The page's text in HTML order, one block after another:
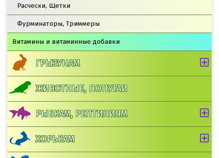
Расчески, Щетки
Фурминаторы, Триммеры
Витамины и витаминные добавки
ГРЫЗУНАМ
ЖИВОТНЫЕ, ПОПУГАИ
РЫБКАМ, РЕПТИЛИЯМ
ХОРЬКАМ